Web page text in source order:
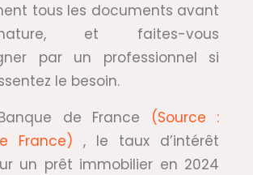
tous les documents avant
et faites-vous
par un professionnel si
le besoin.
de France
(Source :
France) , le taux d’intérêt
un prêt immobilier en 2024